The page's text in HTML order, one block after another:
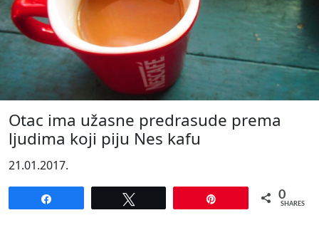
Otac ima užasne predrasude prema
ljudima koji piju Nes kafu
21.01.2017.
0
SHARES